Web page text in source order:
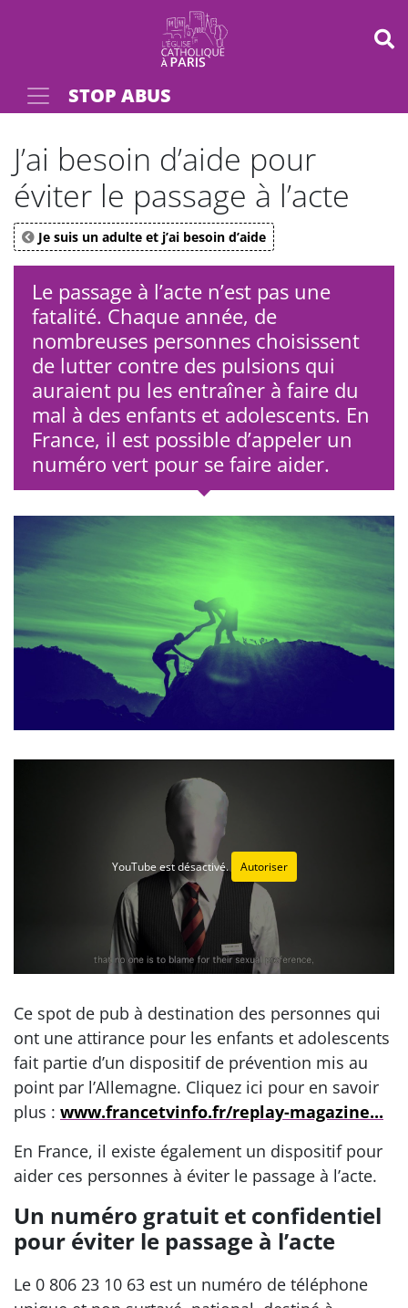
Votre rechercheSTOP ABUS
J’ai besoin d’aide pour
éviter le passage à l’acte
Je suis un adulte et j’ai besoin d’aide
Le passage à l’acte n’est pas une
fatalité. Chaque année, de
nombreuses personnes choisissent
de lutter contre des pulsions qui
auraient pu les entraîner à faire du
mal à des enfants et adolescents. En
France, il est possible d’appeler un
numéro vert pour se faire aider.
YouTube est désactivé. Autoriser
Ce spot de pub à destination des personnes qui
ont une attirance pour les enfants et adolescents
fait partie d’un dispositif de prévention mis au
point par l’Allemagne. Cliquez ici pour en savoir
plus : www.francetvinfo.fr/replay-magazine...
En France, il existe également un dispositif pour
aider ces personnes à éviter le passage à l’acte.
Un numéro gratuit et confidentiel
pour éviter le passage à l’acte
Le 0 806 23 10 63 est un numéro de téléphone
Panneau de gestion des cookies